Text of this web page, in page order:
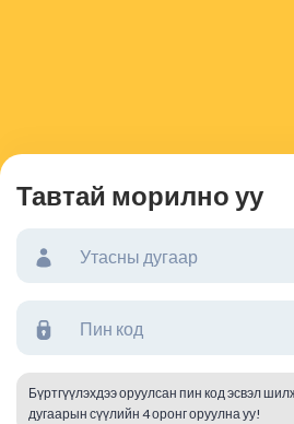
Тавтай морилно уу
Бүртгүүлэхдээ оруулсан пин код эсвэл
дугаарын сүүлийн 4 оронг оруулна уу!